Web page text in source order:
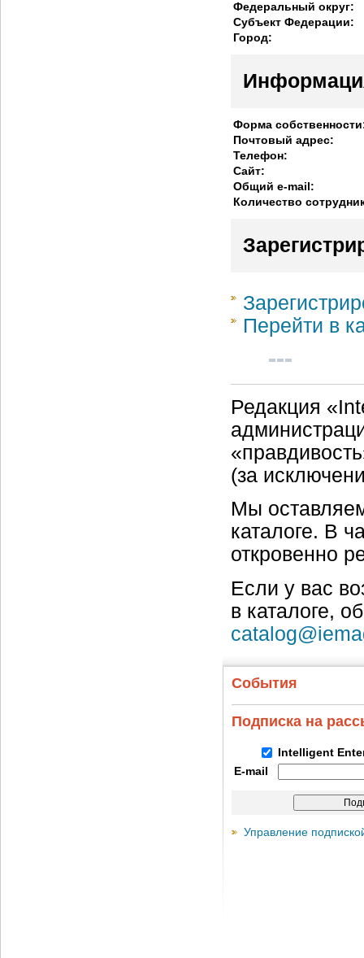
Федеральный округ:
Субъект Федерации:
Город:
Форма
Почтовый адрес:
Телефон:
Сайт:
Общий e-mail:
Количество
Перейти в
Редакция
(за
Мы
каталоге. В
откровенно
Если у вас
в каталоге,
События
Подписка на
Intelligent
E-mail
Управление